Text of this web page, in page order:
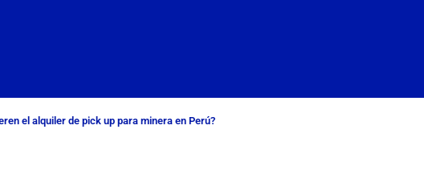
el alquiler de pick up para minera en Perú?